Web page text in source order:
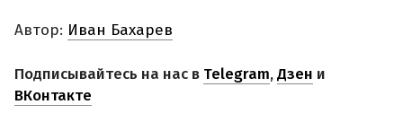
Автор: Иван Бахарев
Подписывайтесь на нас в Telegram,Дзен и
ВКонтакте